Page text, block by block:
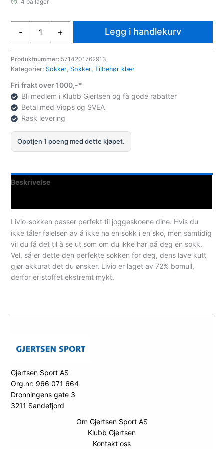
-
pack
Sneaker
Sock
Sort
antall
+ Legg i handlekurv
Produktnummer: 5714201762913
Kategorier: Sokker, Sokker,Tilbehør klær
Fri frakt over 1000,-*
Bli medlem i Klubb Gjertsen og få gode rabatter
Betal med Vipps og SVEA
Rask levering
Opptjen 1 poeng med dette kjøpet.
Beskrivelse
Livio-sokken passer perfekt til joggeskoene dine. Hvis du
ikke tåler følelsen av å ikke ha en sokk i en sko, men samtidig
vil du få det til å se ut som om du ikke har på deg en sokk.
Vel, så er dette den perfekte sokken for deg, dens lave kutt
gjør akkurat det du ønsker. Livio er laget av 72% bomull,
derfor er stoffet ekstremt mykt.
Gjertsen Sport AS
Org.nr: 966 071 664
Dronningens gate 3
3211 Sandefjord
Om Gjertsen Sport AS
Klubb Gjertsen
Kontakt oss